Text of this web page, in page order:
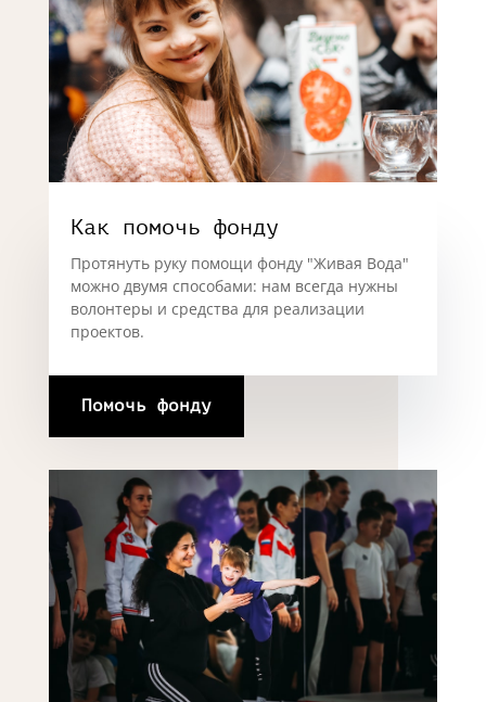
Как помочь фонду
Протянуть руку помощи фонду "Живая Вода"
можно двумя способами: нам всегда нужны
волонтеры и средства для реализации
проектов.
Помочь фонду